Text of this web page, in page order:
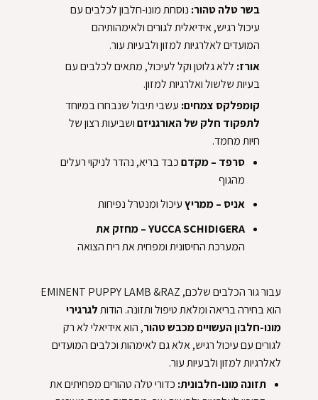
‏בשר טלה טהור: ‏ ‏נוסחת מונו-חלבון לכלבים עם
עיכול רגיש, אידיאלית לגורים ולאימהותיהם
המועדים לאלרגיות למזון ולבעיות עור.‏
‏אורז: ‏ ‏ללא גלוטן וקל לעיכול, מתאים לכלבים עם
בעיות שלשול ואלרגיות למזון‏‏. ‏
‏קומפלקס צמחים:‏ ‏ עשבי תיבול שנבחרו במיוחד
‏לתפקוד חלק של האורגניזם ‏‏ושביעות רצון של
חיות מחמד.‏
‏סרפד – מקדם ‏‏כבד בריא, נהדר לניקוי רעלים
מהגוף‏
‏אניס – ממריץ ‏‏עיכול ומנטרל נפיחות‏
‏YUCCA SCHIDIGERA – מחזק את
‏המערכת החיסונית ומפחית את ריח הצואה‏
‏עבור גור הכלבים שלכם, EMINENT PUPPY LAMB &RAZ
הוא בחירה בריאה ומלאת טיפול ותזונה. הודות ‏‏לגרגירי
מונו-חלבון העשויים מכבש טהור‏‏, הוא אידיאלי לא רק
לגורים עם עיכול רגיש, אלא גם לאימהות וכלבים המועדים
לאלרגיות למזון ולבעיות עור.‏
‏תזונה מונו-חלבונית:‏ ‏ כדורי טלה טהורים מפחיתים את